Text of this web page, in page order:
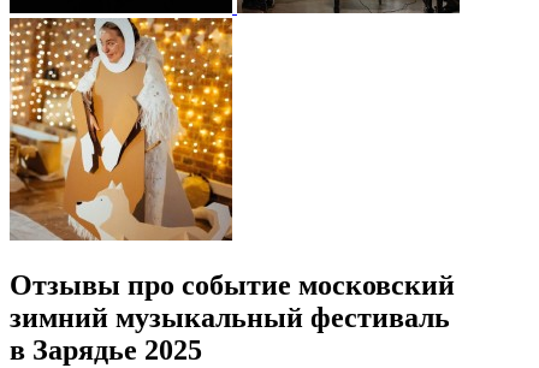
Отзывы про событие московский
зимний музыкальный фестиваль
в Зарядье 2025